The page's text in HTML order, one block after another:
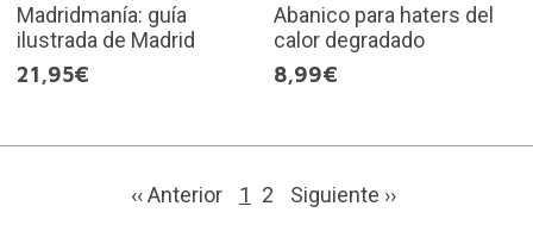
Madridmanía: guía
ilustrada de Madrid
21,95€
Abanico para haters del
calor degradado
8,99€
‹‹ Anterior 1 2 Siguiente ››